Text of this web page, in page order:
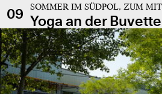
09
SOMMER IM SÜDPOL, ZUM
Yoga an der Buvette